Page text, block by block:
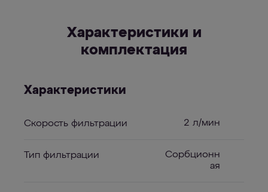
Характеристики и
комплектация
Характеристики
Скорость фильтрации 2 л/мин
Тип фильтрации
Сорбционн
ая